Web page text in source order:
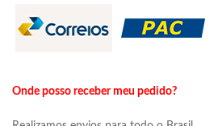
Onde posso receber meu pedido?